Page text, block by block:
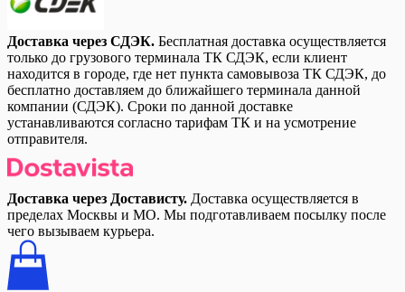
Доставка через СДЭК. Бесплатная доставка осуществляется
только до грузового терминала ТК СДЭК, если клиент
находится в городе, где нет пункта самовывоза ТК СДЭК, до
бесплатно доставляем до ближайшего терминала данной
компании (СДЭК). Сроки по данной доставке
устанавливаются согласно тарифам ТК и на усмотрение
отправителя.
Доставка через Достависту. Доставка осуществляется в
пределах Москвы и МО. Мы подготавливаем посылку после
чего вызываем курьера.